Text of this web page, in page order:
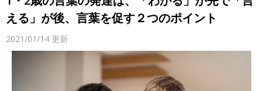
える」が後、言葉を促す２つのポイント
2021/01/14 更新